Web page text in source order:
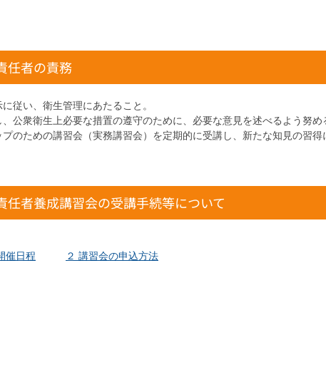
任者の責務
に従い、衛生管理にあたること。
、公衆衛生上必要な措置の遵守のために、必要な意見を述べるよう努め
プのための講習会（実務講習会）を定期的に受講し、新たな知見の習得
任者養成講習会の受講手続等について
催日程 ２ 講習会の申込方法